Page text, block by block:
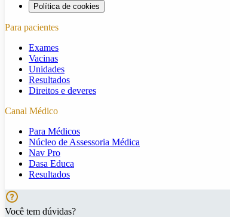
Política de cookies
Para pacientes
Exames
Vacinas
Unidades
Resultados
Direitos e deveres
Canal Médico
Para Médicos
Núcleo de Assessoria Médica
Nav Pro
Dasa Educa
Resultados
Você tem dúvidas?